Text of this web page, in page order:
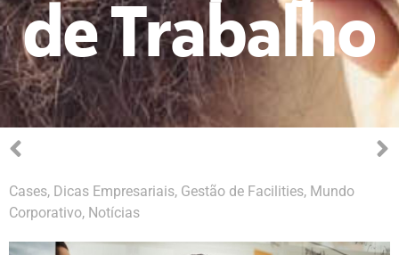
de Trabalho
Cases, Dicas Empresariais, Gestão de Facilities, Mundo
Corporativo, Notícias